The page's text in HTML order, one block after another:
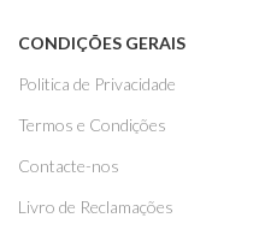
CONDIÇÕES GERAIS
Politica de Privacidade
Termos e Condições
Contacte-nos
Livro de Reclamações